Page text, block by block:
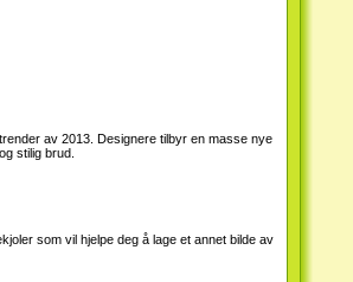
av 2013. Designere tilbyr en masse nye
stilig brud.
som vil hjelpe deg å lage et annet bilde av